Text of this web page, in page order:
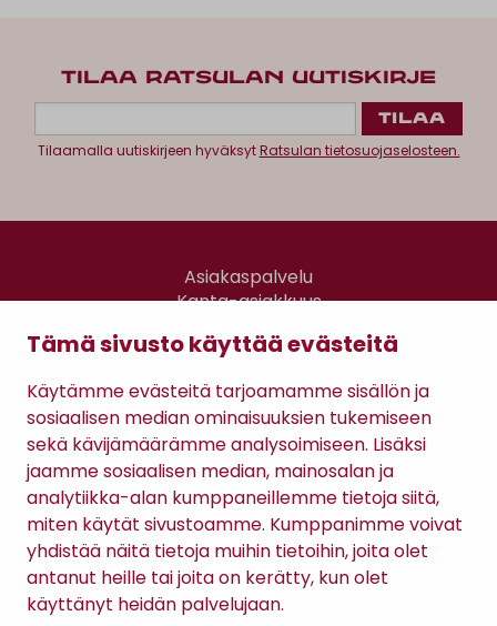
Tämä sivusto käyttää evästeitä
Käytämme evästeitä tarjoamamme sisällön ja
sosiaalisen median ominaisuuksien tukemiseen
sekä kävijämäärämme analysoimiseen. Lisäksi
jaamme sosiaalisen median, mainosalan ja
analytiikka-alan kumppaneillemme tietoja siitä,
miten käytät sivustoamme. Kumppanimme voivat
yhdistää näitä tietoja muihin tietoihin, joita olet
antanut heille tai joita on kerätty, kun olet
käyttänyt heidän palvelujaan.
TILAA RATSULAN UUTISKIRJE
Tilaamalla uutiskirjeen hyväksytRatsulan tietosuojaselosteen.
Asiakaspalvelu
Kanta-asiakkuus
Gomee Ratsula Café
Sopimusehdot
Tietosuojaseloste
Maksutavat